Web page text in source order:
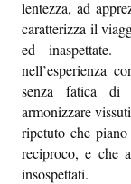
lentezza, ad
caratterizza il
ed
nell’esperienza
senza fatica di
armonizzare
ripetuto che
reciproco, e che
insospettati.